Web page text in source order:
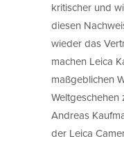
kritischer und
diesen
wieder das
machen Leica
maßgeblichen
Weltgeschehen
Andreas
der Leica